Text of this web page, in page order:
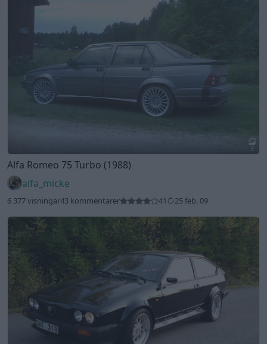
3
Alfa Romeo 75 Turbo (1988)
alfa_micke
6 377 visningar43 kommentarer 41 25 feb. 09